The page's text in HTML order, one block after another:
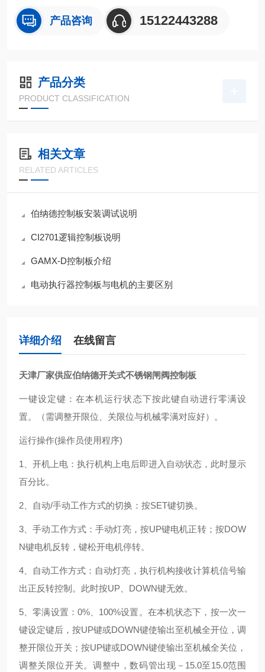
产品咨询 15122443288
产品分类
PRODUCT CLASSIFICATION
相关文章
RELATED ARTICLES
伯纳德控制板安装调试说明
CI2701逻辑控制板说明
GAMX-D控制板介绍
电动执行器控制板与电机的主要区别
详细介绍 在线留言
天津厂家供应伯纳德开关式不锈钢闸阀控制板
一键设定键：在本机运行状态下按此键自动进行零满设
置。（需调整开限位、关限位与机械零满对应好）。
运行操作(操作员使用程序)
1、开机上电：执行机构上电后即进入自动状态，此时显示
百分比。
2、自动/手动工作方式的切换：按SET键切换。
3、手动工作方式：手动灯亮，按UP键电机正转；按DOW
N键电机反转，键松开电机停转。
4、自动工作方式：自动灯亮，执行机构接收计算机信号输
出正反转控制。此时按UP、DOWN键无效。
5、零满设置：0%、100%设置。在本机状态下，按一次一
键设定键后，按UP键或DOWN键使输出至机械全开位，调
整开限位开关；按UP键或DOWN键使输出至机械全关位，
调整关限位开关。调整中，数码管出现－15.0至15.0范围